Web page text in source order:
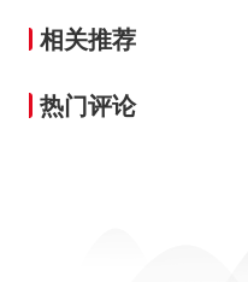
相关推荐
热门评论